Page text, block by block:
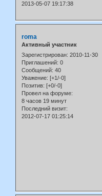
2013-05-07 19:17:38
roma
Активный участник
Зарегистрирован: 2010-11-30
Приглашений: 0
Сообщений: 40
Уважение: [+1/-0]
Позитив: [+0/-0]
Провел на форуме:
8 часов 19 минут
Последний визит:
2012-07-17 01:25:14